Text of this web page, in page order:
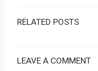
RELATED POSTS
LEAVE A COMMENT